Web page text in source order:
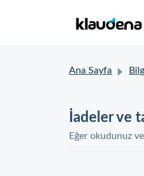
Ana Sayfa
İadeler ve
Eğer okudunuz